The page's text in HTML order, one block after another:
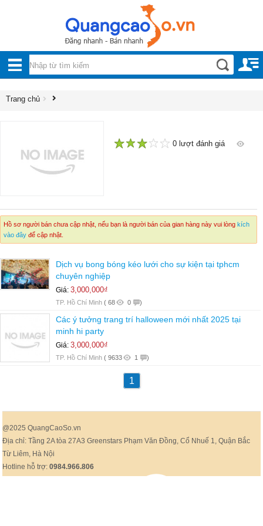
BỘ
Nội, ngoại thất
Điện thoại, Viễn thông
Nhà và Đất
Công nghiệp, xây dựng
Trang chủ
0 lượt đánh giá
Hồ sơ người bán chưa cập nhật, nếu bạn là người bán của gian hàng này vui lòng kích
vào đây để cập nhật.
Dịch vụ bong bóng kéo lưới cho sự kiện tại tphcm
chuyên nghiệp
Giá: 3,000,000₫
TP. Hồ Chí Minh ( 68 0 )
Các ý tưởng trang trí halloween mới nhất 2025 tại
minh hi party
Giá: 3,000,000₫
TP. Hồ Chí Minh ( 9633 1 )
1
@2025 QuangCaoSo.vn
Địa chỉ: Tầng 2A tòa 27A3 Greenstars Phạm Văn Đồng, Cổ Nhuế 1, Quận Bắc
Từ Liêm, Hà Nội
Hotline hỗ trợ:0984.966.806